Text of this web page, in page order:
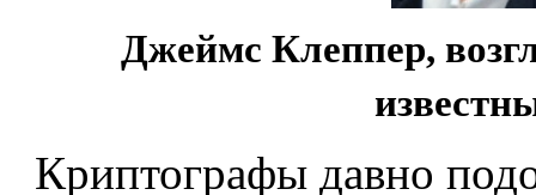
Джеймс Клеппер,
Криптографы давно